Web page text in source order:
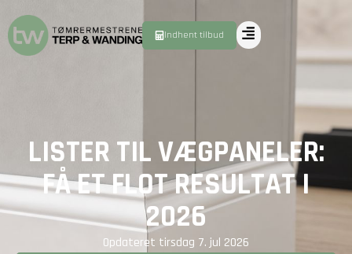
Indhent tilbud
LISTER TIL VÆGPANELER:
FÅ ET FLOT RESULTAT I
2026
Opdateret tirsdag 7. jul 2026